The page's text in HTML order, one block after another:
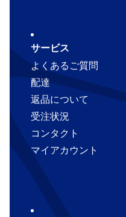
サービス
よくあるご質問
配達
返品について
受注状況
コンタクト
マイアカウント